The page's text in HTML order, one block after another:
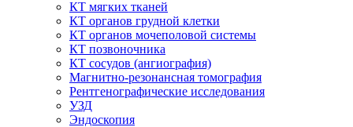
КТ мягких тканей
КТ органов грудной клетки
КТ органов мочеполовой системы
КТ позвоночника
КТ сосудов (ангиография)
Магнитно-резонансная томография
Рентгенографические исследования
УЗД
Эндоскопия